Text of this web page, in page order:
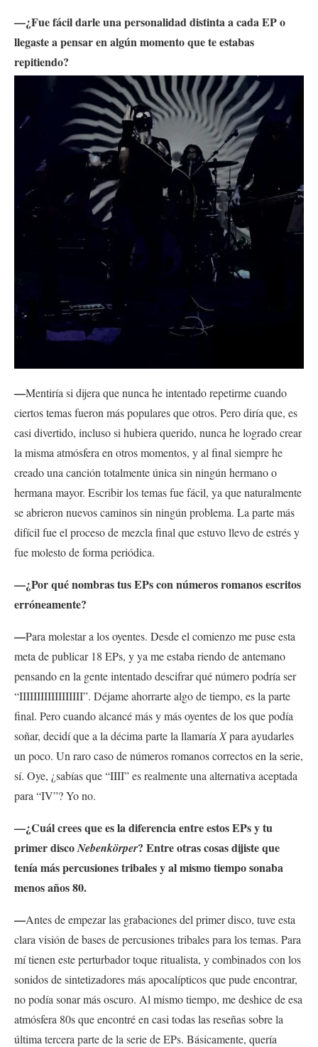
—¿Fue fácil darle una personalidad distinta a cada EP o
llegaste a pensar en algún momento que te estabas
repitiendo?
—Mentiría si dijera que nunca he intentado repetirme cuando
ciertos temas fueron más populares que otros. Pero diría que, es
casi divertido, incluso si hubiera querido, nunca he logrado crear
la misma atmósfera en otros momentos, y al final siempre he
creado una canción totalmente única sin ningún hermano o
hermana mayor. Escribir los temas fue fácil, ya que naturalmente
se abrieron nuevos caminos sin ningún problema. La parte más
difícil fue el proceso de mezcla final que estuvo llevo de estrés y
fue molesto de forma periódica.
—¿Por qué nombras tus EPs con números romanos escritos
erróneamente?
—Para molestar a los oyentes. Desde el comienzo me puse esta
meta de publicar 18 EPs, y ya me estaba riendo de antemano
pensando en la gente intentado descifrar qué número podría ser
“IIIIIIIIIIIIIIIIII”. Déjame ahorrarte algo de tiempo, es la parte
final. Pero cuando alcancé más y más oyentes de los que podía
soñar, decidí que a la décima parte la llamaría Xpara ayudarles
un poco. Un raro caso de números romanos correctos en la serie,
sí. Oye, ¿sabías que “IIII” es realmente una alternativa aceptada
para “IV”? Yo no.
—¿Cuál crees que es la diferencia entre estos EPs y tu
primer discoNebenkörper? Entre otras cosas dijiste que
tenía más percusiones tribales y al mismo tiempo sonaba
menos años 80.
—Antes de empezar las grabaciones del primer disco, tuve esta
clara visión de bases de percusiones tribales para los temas. Para
mí tienen este perturbador toque ritualista, y combinados con los
sonidos de sintetizadores más apocalípticos que pude encontrar,
no podía sonar más oscuro. Al mismo tiempo, me deshice de esa
atmósfera 80s que encontré en casi todas las reseñas sobre la
última tercera parte de la serie de EPs. Básicamente, quería